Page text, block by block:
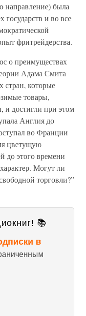
направление) была
государств и во все
фритрейдерства.
о преимуществах
Адама Смита
стран, которые
товары,
и достигли при этом
Англия до
во Франции
цветущую
до этого времени
Могут ли
торговли?”
📚
в